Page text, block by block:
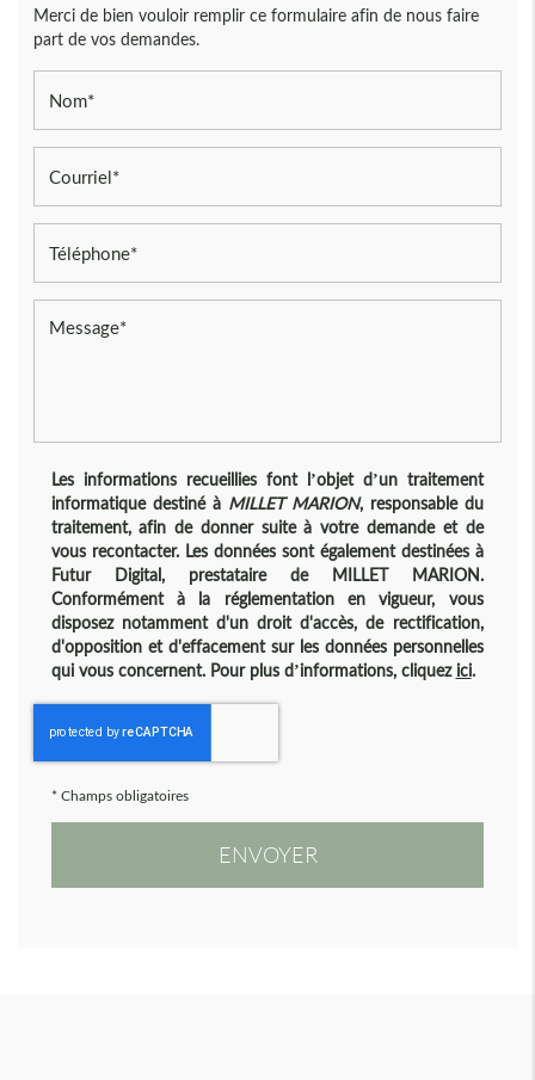
Merci de bien vouloir remplir ce formulaire afin de nous faire
part de vos demandes.
Les informations recueillies font l’objet d’un traitement
informatique destiné à
MILLET MARION, responsable du
traitement, afin de donner suite à votre demande et de
vous recontacter. Les données sont également destinées à
Futur Digital, prestataire de MILLET MARION.
Conformément à la réglementation en vigueur, vous
disposez notamment d'un droit d'accès, de rectification,
d'opposition et d'effacement sur les données personnelles
qui vous concernent. Pour plus d’informations, cliquezici.
* Champs obligatoires